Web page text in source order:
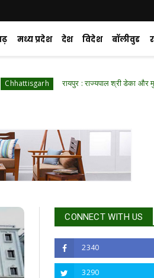
मध्य प्रदेश देश विदेश बॉलीवुड
रायपुर : राज्यपाल श्री डेका और मुख्यमंत्री श्री
CONNECT WITH US
2340
3290